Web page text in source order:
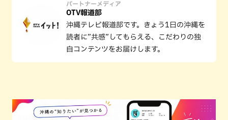
パートナーメディア
OTV報道部
沖縄テレビ報道部です。きょう1日の沖縄を
読者に”共感”してもらえる、こだわりの独
自コンテンツをお届けします。